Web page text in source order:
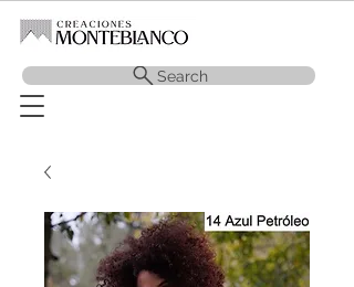
Search